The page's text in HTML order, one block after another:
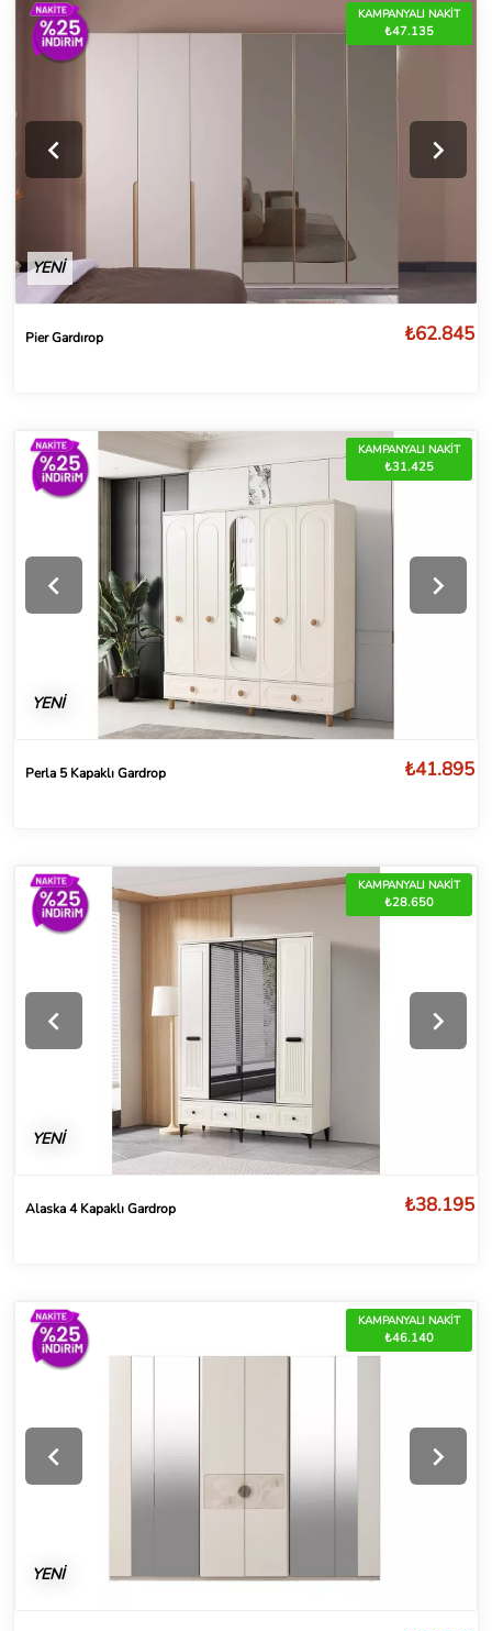
KAMPANYALI NAKİT
₺47.135
YENİ
Pier Gardırop ₺62.845
KAMPANYALI NAKİT
₺31.425
YENİ
Perla 5 Kapaklı Gardrop ₺41.895
KAMPANYALI NAKİT
₺28.650
YENİ
Alaska 4 Kapaklı Gardrop ₺38.195
KAMPANYALI NAKİT
₺46.140
YENİ